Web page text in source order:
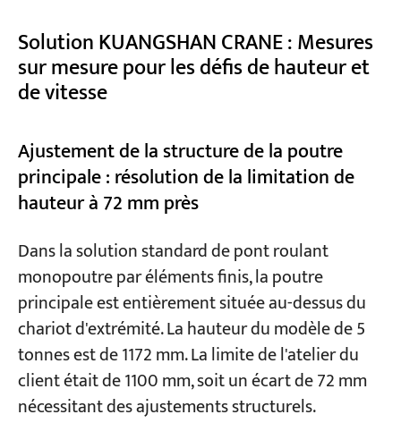
Solution KUANGSHAN CRANE : Mesures
sur mesure pour les défis de hauteur et
de vitesse
Ajustement de la structure de la poutre
principale : résolution de la limitation de
hauteur à 72 mm près
Dans la solution standard de pont roulant
monopoutre par éléments finis, la poutre
principale est entièrement située au-dessus du
chariot d'extrémité. La hauteur du modèle de 5
tonnes est de 1172 mm. La limite de l'atelier du
client était de 1100 mm, soit un écart de 72 mm
nécessitant des ajustements structurels.